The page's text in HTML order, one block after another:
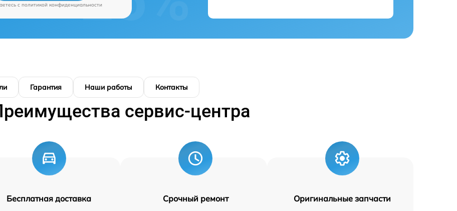
c политикой конфиденциальности
Гарантия Наши работы Контакты
сервис-центра
Бесплатная доставка Срочный ремонт Оригинальные запчасти